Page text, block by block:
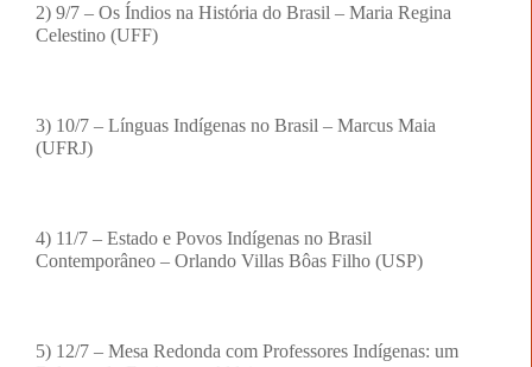
2) 9/7 – Os Índios na História do Brasil – Maria Regina
Celestino (UFF)
3) 10/7 – Línguas Indígenas no Brasil – Marcus Maia
(UFRJ)
4) 11/7 – Estado e Povos Indígenas no Brasil
Contemporâneo – Orlando Villas Bôas Filho (USP)
5) 12/7 – Mesa Redonda com Professores Indígenas: um